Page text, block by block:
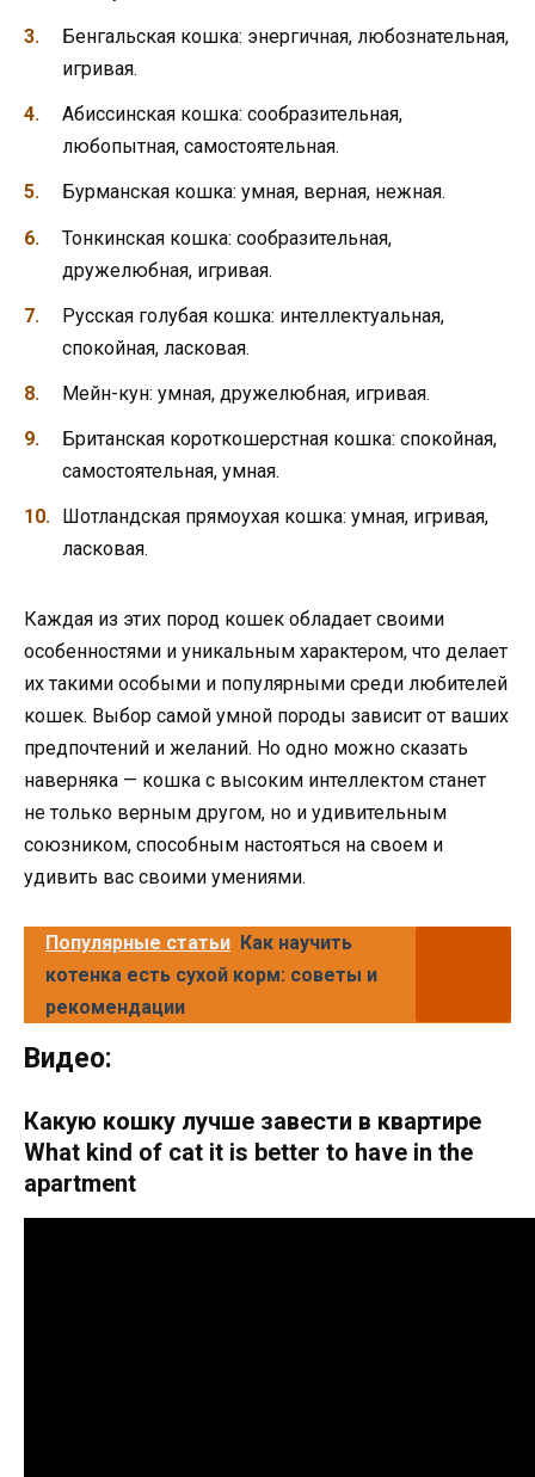
Бенгальская кошка: энергичная, любознательная,
игривая.
Абиссинская кошка: сообразительная,
любопытная, самостоятельная.
Бурманская кошка: умная, верная, нежная.
Тонкинская кошка: сообразительная,
дружелюбная, игривая.
Русская голубая кошка: интеллектуальная,
спокойная, ласковая.
Мейн-кун: умная, дружелюбная, игривая.
Британская короткошерстная кошка: спокойная,
самостоятельная, умная.
Шотландская прямоухая кошка: умная, игривая,
ласковая.
Каждая из этих пород кошек обладает своими
особенностями и уникальным характером, что делает
их такими особыми и популярными среди любителей
кошек. Выбор самой умной породы зависит от ваших
предпочтений и желаний. Но одно можно сказать
наверняка — кошка с высоким интеллектом станет
не только верным другом, но и удивительным
союзником, способным настояться на своем и
удивить вас своими умениями.
Популярные статьи Как научить
котенка есть сухой корм: советы и
рекомендации
Видео:
Какую кошку лучше завести в квартире
What kind of cat it is better to have in the
apartment